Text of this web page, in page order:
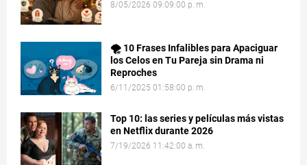
8/05/2026 09:09:00 p. m.
🌪️ 10 Frases Infalibles para Apaciguar
los Celos en Tu Pareja sin Drama ni
Reproches
6/11/2025 01:58:00 p. m.
Top 10: las series y películas más vistas
en Netflix durante 2026
7/19/2026 11:42:00 a. m.